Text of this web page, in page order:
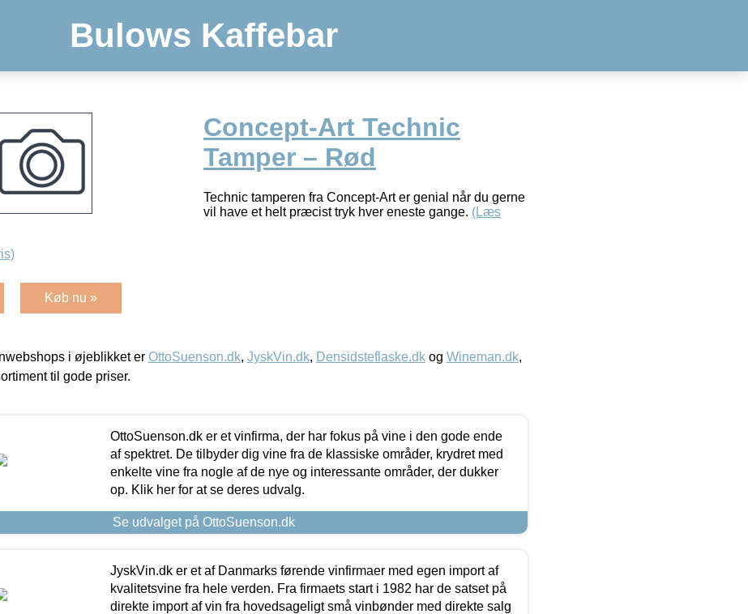
Bulows Kaffebar
Concept-Art Technic
Tamper – Rød
Technic tamperen fra Concept-Art er genial når du gerne
vil have et helt præcist tryk hver eneste gange. (Læs
Køb nu »
i øjeblikket er OttoSuenson.dk, JyskVin.dk, Densidsteflaske.dk og Wineman.dk,
til gode priser.
OttoSuenson.dk er et vinfirma, der har fokus på vine i den gode ende
af spektret. De tilbyder dig vine fra de klassiske områder, krydret med
enkelte vine fra nogle af de nye og interessante områder, der dukker
op. Klik her for at se deres udvalg.
Se udvalget på OttoSuenson.dk
JyskVin.dk er et af Danmarks førende vinfirmaer med egen import af
kvalitetsvine fra hele verden. Fra firmaets start i 1982 har de satset på
direkte import af vin fra hovedsageligt små vinbønder med direkte salg